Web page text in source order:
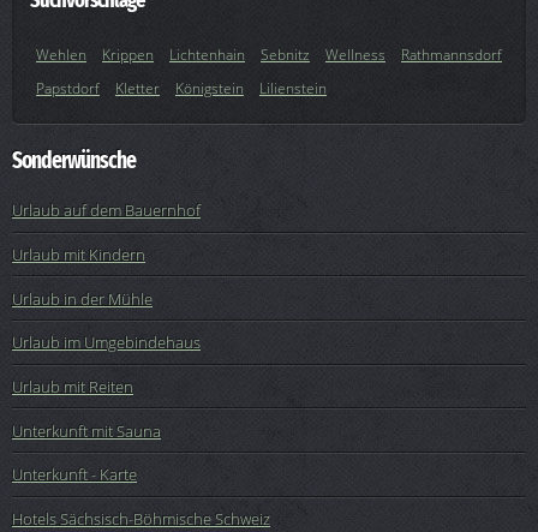
Wehlen Krippen Lichtenhain Sebnitz Wellness
Rathmannsdorf
Papstdorf
Kletter Königstein Lilienstein
Sonderwünsche
Urlaub auf dem Bauernhof
Urlaub mit Kindern
Urlaub in der Mühle
Urlaub im Umgebindehaus
Urlaub mit Reiten
Unterkunft mit Sauna
Unterkunft - Karte
Hotels Sächsisch-Böhmische Schweiz